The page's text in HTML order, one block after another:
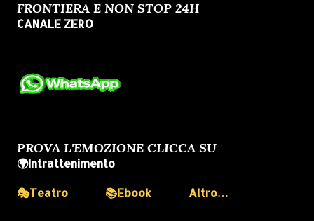
FRONTIERA E NON STOP 24H
CANALE ZERO
PROVA L'EMOZIONE CLICCA SU
🌍Intrattenimento
🎭Teatro
📚Ebook Altro…